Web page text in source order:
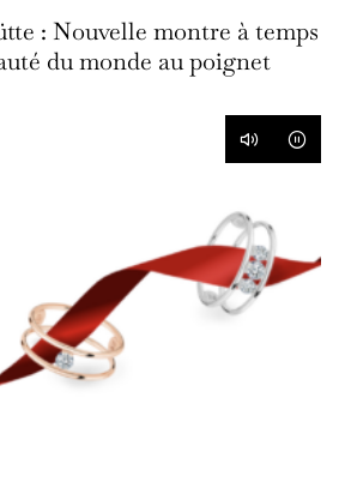
: Nouvelle montre à temps
du monde au poignet